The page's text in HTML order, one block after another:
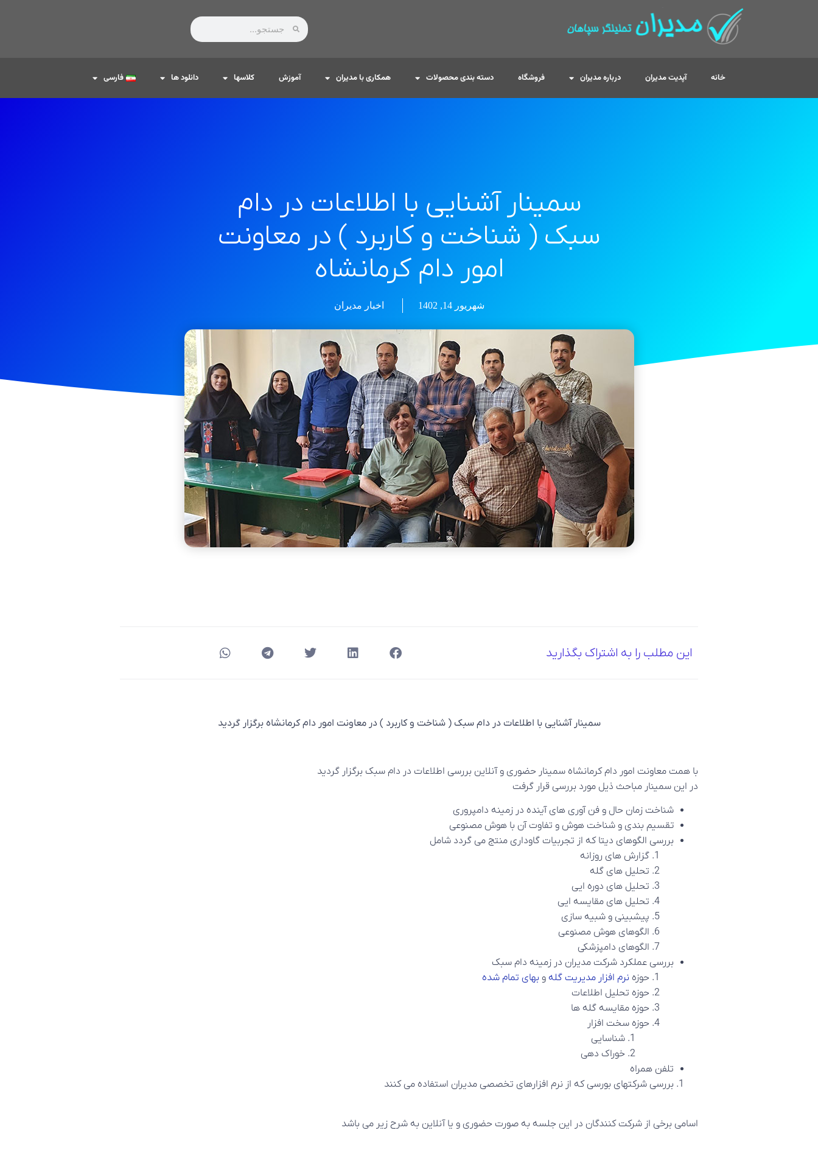
خانه آپدیت مدیران درباره مدیران فروشگاه دسته بندی محصولات همکاری با مدیران آموزش کلاسها دانلود ها فارسی
سمینار آشنایی با اطلاعات در دام
سبک ( شناخت و کاربرد ) در معاونت
امور دام کرمانشاه
شهریور 14, 1402 اخبار مديران
این مطلب را به اشتراک بگذارید
سمینار آشنایی با اطلاعات در دام سبک ( شناخت و کاربرد ) در معاونت امور دام کرمانشاه برگزار گردید
با همت معاونت امور دام کرمانشاه سمینار حضوری و آنلاین بررسی اطلاعات در دام سبک برگزار گردید
در این سمینار مباحث ذیل مورد بررسی قرار گرفت
شناخت زمان حال و فن آوری های آینده در زمینه دامپروری
تقسیم بندی و شناخت هوش و تفاوت آن با هوش مصنوعی
بررسی الگوهای دیتا که از تجربیات گاوداری منتج می گردد شامل
گزارش های روزانه
تحلیل های گله
تحلیل های دوره ایی
تحلیل های مقایسه ایی
پیشبینی و شبیه سازی
الگوهای هوش مصنوعی
الگوهای دامپزشکی
بررسی عملکرد شرکت مدیران در زمینه دام سبک
حوزه نرم افزار مدیریت گله و بهای تمام شده
حوزه تحلیل اطلاعات
حوزه مقایسه گله ها
حوزه سخت افزار
شناسایی
خوراک دهی
تلفن همراه
بررسی شرکتهای بورسی که از نرم افزارهای تخصصی مدیران استفاده می کنند
اسامی برخی از شرکت کنندگان در این جلسه به صورت حضوری و یا آنلاین به شرح زیر می باشد